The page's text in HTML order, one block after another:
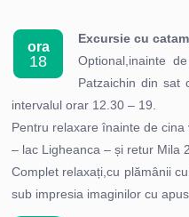
ora
18
Excursie cu
Optional,inainte
Patzaichin din sat
intervalul orar 12.30 – 19.
Pentru relaxare înainte de
– lac Ligheanca – și retur Mila
Complet relaxați,cu plămânii
sub impresia imaginilor cu